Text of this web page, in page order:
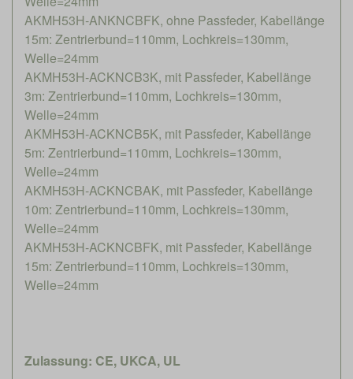
AKMH53H-ANKNCBFK, ohne Passfeder, Kabellänge
15m: Zentrierbund=110mm, Lochkreis=130mm,
Welle=24mm
AKMH53H-ACKNCB3K, mit Passfeder, Kabellänge
3m: Zentrierbund=110mm, Lochkreis=130mm,
Welle=24mm
AKMH53H-ACKNCB5K, mit Passfeder, Kabellänge
5m: Zentrierbund=110mm, Lochkreis=130mm,
Welle=24mm
AKMH53H-ACKNCBAK, mit Passfeder, Kabellänge
10m: Zentrierbund=110mm, Lochkreis=130mm,
Welle=24mm
AKMH53H-ACKNCBFK, mit Passfeder, Kabellänge
15m: Zentrierbund=110mm, Lochkreis=130mm,
Welle=24mm
Zulassung: CE, UKCA, UL